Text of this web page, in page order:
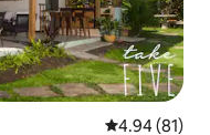
औसत रेटिंग 5 में
4.94 (81)